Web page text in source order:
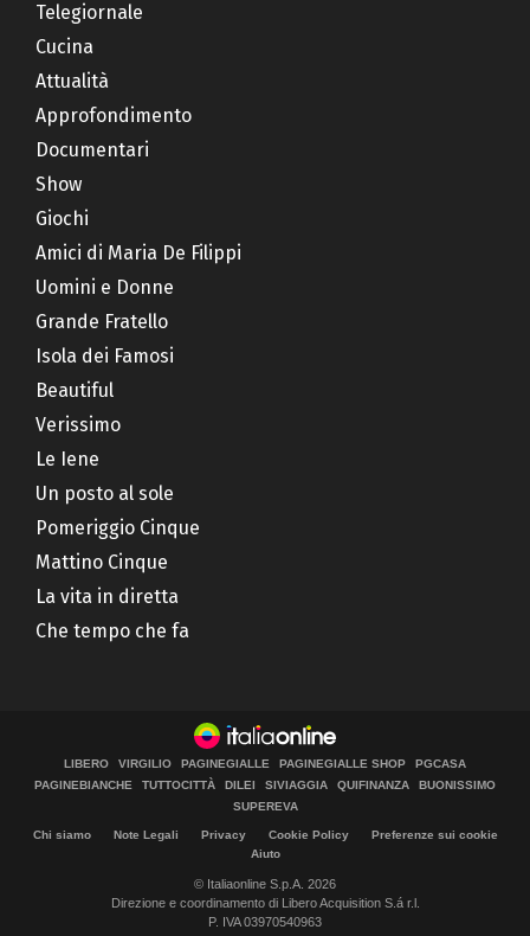
Telegiornale
Cucina
Attualità
Approfondimento
Documentari
Show
Giochi
Amici di Maria De Filippi
Uomini e Donne
Grande Fratello
Isola dei Famosi
Beautiful
Verissimo
Le Iene
Un posto al sole
Pomeriggio Cinque
Mattino Cinque
La vita in diretta
Che tempo che fa
LIBERO VIRGILIO PAGINEGIALLE PAGINEGIALLE SHOP
PGCASA
PAGINEBIANCHE
TUTTOCITTÀ DILEI SIVIAGGIA QUIFINANZA
BUONISSIMO
SUPEREVA
Chi siamo Note Legali Privacy Cookie Policy
Preferenze sui cookie
Aiuto
© Italiaonline S.p.A. 2026
Direzione e coordinamento di Libero Acquisition S.á r.l.
P. IVA 03970540963